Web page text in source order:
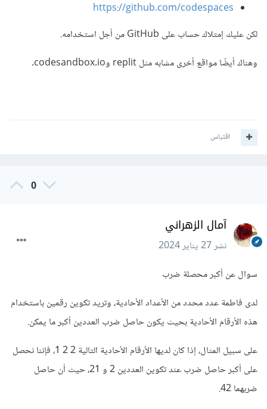
https://github.com/codespaces
لكن عليك إمتلاك حساب على GitHub من أجل استخدامه.
وهناك أيضًا مواقع أخرى مشابه مثل replit وcodesandbox.io.
اقتباس
0
آمال الزهراني
نشر27 يناير 2024
سوال عن أكبر محصلة ضرب
لدى فاطمة عدد محدد من الأعداد الأحادية، وتريد تكوين رقمين باستخدام
هذه الأرقام الأحادية بحيث يكون حاصل ضرب العددين أكبر ما يمكن.
على سبيل المثال، إذا كان لديها الأرقام الأحادية التالية 2 2 1، فإننا نحصل
على أكبر حاصل ضرب عند تكوين العددين 2 و 21، حيث أن حاصل
ضربهما 42.